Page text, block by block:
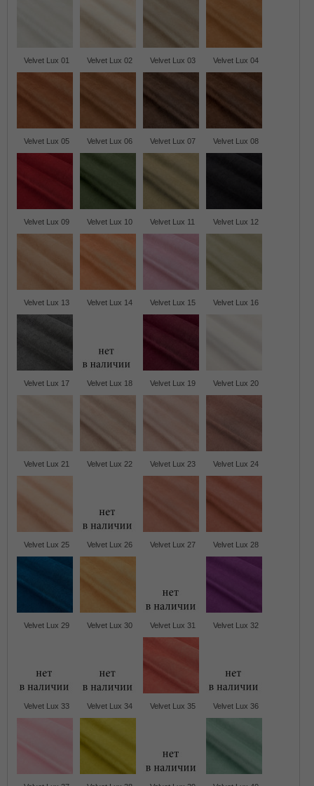
Velvet Lux 01 Velvet Lux 02 Velvet Lux 03 Velvet Lux 04
Velvet Lux 05 Velvet Lux 06 Velvet Lux 07 Velvet Lux 08
Velvet Lux 09 Velvet Lux 10 Velvet Lux 11 Velvet Lux 12
Velvet Lux 13 Velvet Lux 14 Velvet Lux 15 Velvet Lux 16
Velvet Lux 17 Velvet Lux 18 Velvet Lux 19 Velvet Lux 20
Velvet Lux 21 Velvet Lux 22 Velvet Lux 23 Velvet Lux 24
Velvet Lux 25 Velvet Lux 26 Velvet Lux 27 Velvet Lux 28
Velvet Lux 29 Velvet Lux 30 Velvet Lux 31 Velvet Lux 32
Velvet Lux 33 Velvet Lux 34 Velvet Lux 35 Velvet Lux 36